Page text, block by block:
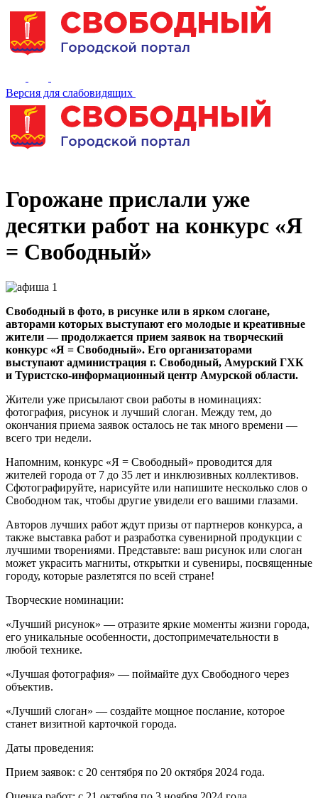
Версия для слабовидящих
Горожане прислали уже
десятки работ на конкурс «Я
= Свободный»
Свободный в фото, в рисунке или в ярком слогане,
авторами которых выступают его молодые и креативные
жители — продолжается прием заявок на творческий
конкурс «Я = Свободный». Его организаторами
выступают администрация г. Свободный, Амурский ГХК
и Туристско-информационный центр Амурской области.
Жители уже присылают свои работы в номинациях:
фотография, рисунок и лучший слоган. Между тем, до
окончания приема заявок осталось не так много времени —
всего три недели.
Напомним, конкурс «Я = Свободный» проводится для
жителей города от 7 до 35 лет и инклюзивных коллективов.
Сфотографируйте, нарисуйте или напишите несколько слов о
Свободном так, чтобы другие увидели его вашими глазами.
Авторов лучших работ ждут призы от партнеров конкурса, а
также выставка работ и разработка сувенирной продукции с
лучшими творениями. Представьте: ваш рисунок или слоган
может украсить магниты, открытки и сувениры, посвященные
городу, которые разлетятся по всей стране!
Творческие номинации:
«Лучший рисунок» — отразите яркие моменты жизни города,
его уникальные особенности, достопримечательности в
любой технике.
«Лучшая фотография» — поймайте дух Свободного через
объектив.
«Лучший слоган» — создайте мощное послание, которое
станет визитной карточкой города.
Даты проведения:
Прием заявок: с 20 сентября по 20 октября 2024 года.